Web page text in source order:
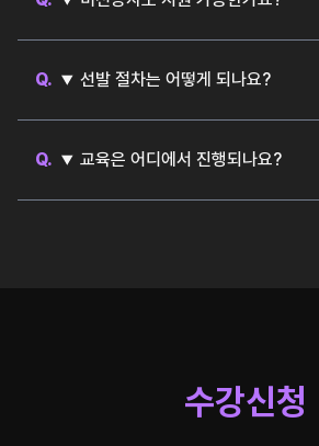
다만, 합격 후 6개월 동안 정말 몰입
시기 바랍니다.
선발 절차는 어떻게 되나요?
24 수강신청 순으로 진행됩니다.
교육은 어디에서 진행되나요?
수강신청